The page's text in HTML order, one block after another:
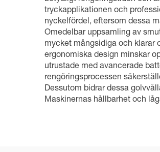
tryckapplikationen och
nyckelfördel, eftersom dessa
Omedelbar uppsamling av
mycket mångsidiga och klarar
ergonomiska design minskar
utrustade med avancerade
rengöringsprocessen
Dessutom bidrar dessa
Maskinernas hållbarhet och